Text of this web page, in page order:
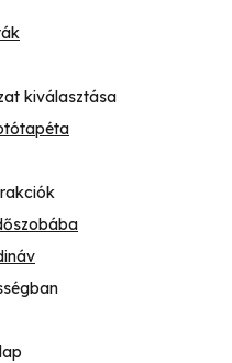
kiválasztása